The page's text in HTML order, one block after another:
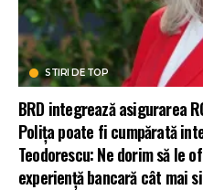
STIRI DE TOP
BRD integrează asigurarea
Polița poate fi cumpărată
Teodorescu: Ne dorim să le
experiență bancară cât mai